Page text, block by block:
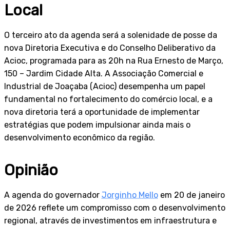
Local
O terceiro ato da agenda será a solenidade de posse da
nova Diretoria Executiva e do Conselho Deliberativo da
Acioc, programada para as 20h na Rua Ernesto de Março,
150 – Jardim Cidade Alta. A Associação Comercial e
Industrial de Joaçaba (Acioc) desempenha um papel
fundamental no fortalecimento do comércio local, e a
nova diretoria terá a oportunidade de implementar
estratégias que podem impulsionar ainda mais o
desenvolvimento econômico da região.
Opinião
A agenda do governador Jorginho Mello em 20 de janeiro
de 2026 reflete um compromisso com o desenvolvimento
regional, através de investimentos em infraestrutura e